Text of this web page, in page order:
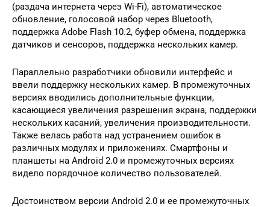
(раздача интернета через Wi-Fi), автоматическое
обновление, голосовой набор через Bluetooth,
поддержка Adobe Flash 10.2, буфер обмена, поддержка
датчиков и сенсоров, поддержка нескольких камер.
Параллельно разработчики обновили интерфейс и
ввели поддержку нескольких камер. В промежуточных
версиях вводились дополнительные функции,
касающиеся увеличения разрешения экрана, поддержки
нескольких касаний, увеличения производительности.
Также велась работа над устранением ошибок в
различных модулях и приложениях. Смартфоны и
планшеты на Android 2.0 и промежуточных версиях
видело порядочное количество пользователей.
Достоинством версии Android 2.0 и ее промежуточных